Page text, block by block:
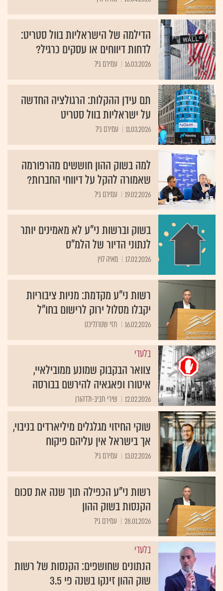
הדילמה של הישראליות בוול סטריט:
לדחות דיווחים או עסקים כרגיל?
16.03.2026 עמירם גיל
תם עידן ההקלות: הרגולציה החדשה
על ישראליות בוול סטריט
11.03.2026 עמירם גיל
למה בשוק ההון חוששים מהרפורמה
שאמורה להקל על דיווחי החברות?
19.02.2026 עמירם גיל
בשוק וברשות ני"ע לא מאמינים יותר
לנתוני הדיור של הלמ"ס
17.02.2026 מאיה לוין
רשות ני"ע מקדמת: מניות ציבוריות
יקבלו מסלול ירוק לרישום בחו"ל
16.02.2026 חזי שטרנליכט
בלעדי
צוואר הבקבוק שמונע ממובילאיי,
איטורו ופאגאיה להירשם בבורסה
12.02.2026 שירי חביב-ולדהורן
שוקי החיזוי מגלגלים מיליארדים בניבוי,
אך בישראל אין עליהם פיקוח
13.02.2026 עמירם גיל
רשות ני"ע הכפילה תוך שנה את סכום
הקנסות בשוק ההון
28.01.2026 עמירם גיל
בלעדי
הנתונים שחושפים: הקנסות של רשות
שוק ההון זינקו בשנה פי 3.5